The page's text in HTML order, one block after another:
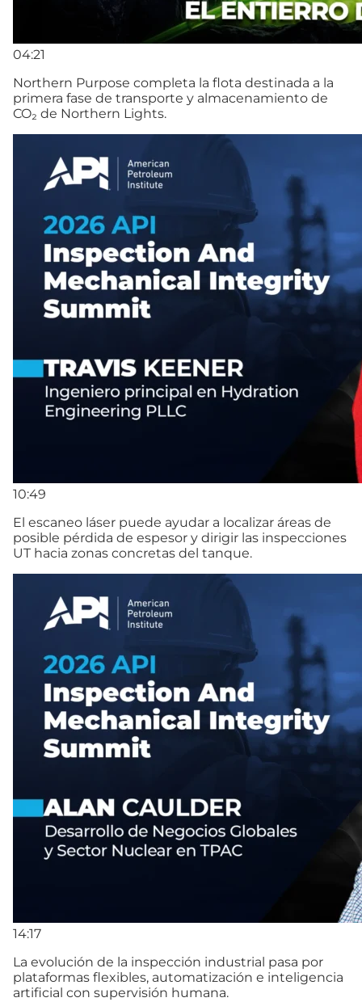
04:21
Northern Purpose completa la flota destinada a la
primera fase de transporte y almacenamiento de
CO₂ de Northern Lights.
10:49
El escaneo láser puede ayudar a localizar áreas de
posible pérdida de espesor y dirigir las inspecciones
UT hacia zonas concretas del tanque.
14:17
La evolución de la inspección industrial pasa por
plataformas flexibles, automatización e inteligencia
artificial con supervisión humana.